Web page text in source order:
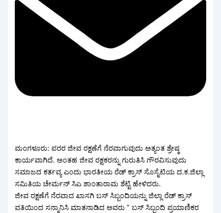
ಮಂಗಳೂರು: ಪರರ ಜೀವ ರಕ್ಷಣೆಗೆ ನೆರವಾಗುವುದು ಅತ್ಯಂತ ಶ್ರೇಷ್ಠ
ಕಾರ್ಯವಾಗಿದೆ. ಅಂತಹ ಜೀವ ರಕ್ಷಕರನ್ನು ಗುರುತಿಸಿ ಗೌರವಿಸುವುದು
ಸಮಾಜದ ಕರ್ತವ್ಯ ಎಂದು ಭಾರತೀಯ ರೆಡ್ ‌ಕ್ರಾಸ್ ಸೊಸೈಟಿಯ ದ.ಕ.ಜಿಲ್ಲಾ
ಸಮಿತಿಯ ಚೇರ್ಮನ್ ಸಿಎ ಶಾಂತಾರಾಮ ಶೆಟ್ಟಿ ಹೇಳಿದರು.
ಜೀವ ರಕ್ಷಣೆಗೆ ನೆರವಾದ ಖಾಸಗಿ ಬಸ್ ಸಿಬ್ಬಂದಿಯನ್ನು ಜಿಲ್ಲಾ ರೆಡ್ ಕ್ರಾಸ್
ವತಿಯಿಂದ ಸನ್ಮಾನಿಸಿ ಮಾತನಾಡಿದ ಅವರು ” ಬಸ್ ಸಿಬ್ಬಂದಿ ಪ್ರಯಾಣಿಕರ